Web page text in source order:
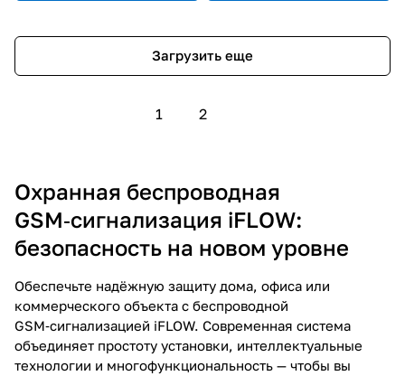
Загрузить еще
1 2
Охранная беспроводная
GSM‑сигнализация iFLOW:
безопасность на новом уровне
Обеспечьте надёжную защиту дома, офиса или
коммерческого объекта с беспроводной
GSM‑сигнализацией iFLOW. Современная система
объединяет простоту установки, интеллектуальные
технологии и многофункциональность — чтобы вы